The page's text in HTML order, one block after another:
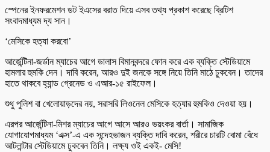
স্পেনের ইনফরমেশন ডট ইএসের বরাত দিয়ে এসব তথ্য প্রকাশ করেছে ব্রিটিশ
সংবাদমাধ্যম দ্য সান।
‘মেসিকে হত্যা করবো’
আর্জেন্টিনা-জর্ডান ম্যাচের আগে ডালাস বিমানবন্দরে ফোন করে এক ব্যক্তি স্টেডিয়ামে
হামলার হুমকি দেন। দাবি করেন, আরও দুই জনকে সঙ্গে নিয়ে তিনি মাঠে ঢুকবেন। তাদের
হাতে থাকবে হ্যান্ড গ্রেনেড ও এআর-১৫ রাইফেল।
শুধু পুলিশ বা খেলোয়াড়দের নয়, সরাসরি লিওনেল মেসিকে হত্যার হুমকিও দেওয়া হয়।
এরপর আর্জেন্টিনা-মিশর ম্যাচের আগে আসে আরও ভয়ংকর বার্তা। সামাজিক
যোগাযোগমাধ্যম ‘এক্স’-এ এক সন্দেহভাজন ব্যক্তি দাবি করেন, শরীরে চারটি বোমা বেঁধে
আটলান্টার স্টেডিয়ামে ঢুকবেন তিনি। লক্ষ্য ওই একই- মেসি!